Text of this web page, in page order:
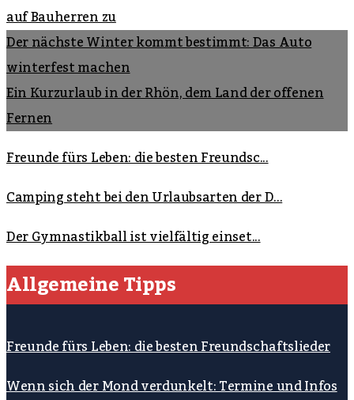
auf Bauherren zu
Der nächste Winter kommt bestimmt: Das Auto
winterfest machen
Ein Kurzurlaub in der Rhön, dem Land der offenen
Fernen
Freunde fürs Leben: die besten Freundsc...
Camping steht bei den Urlaubsarten der D...
Der Gymnastikball ist vielfältig einset...
Allgemeine Tipps
Freunde fürs Leben: die besten Freundschaftslieder
Wenn sich der Mond verdunkelt: Termine und Infos